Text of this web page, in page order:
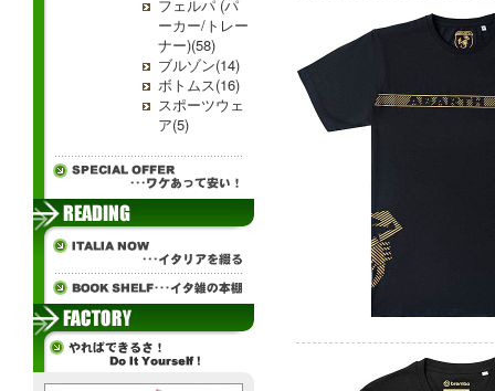
フェルパ (パ
ーカー/トレー
ナー)(58)
ブルゾン(14)
ボトムス(16)
スポーツウェ
ア(5)